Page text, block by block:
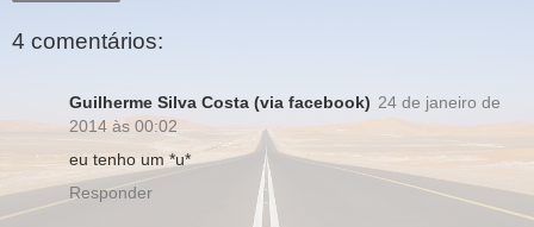
4 comentários:
Guilherme Silva Costa (via facebook) 24 de janeiro de
2014 às 00:02
eu tenho um *u*
Responder